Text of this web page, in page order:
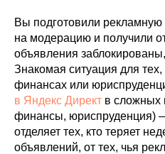
Вы подготовили
на модерацию и получили
объявления
Знакомая ситуация для
финансах или
в Яндекс Директ в сложных
финансы, юриспруденция)
отделяет тех, кто теряет
объявлений, от тех, чья